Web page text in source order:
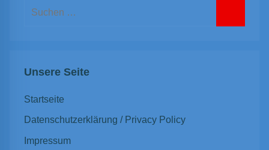
Suchen
Unsere Seite
Startseite
Datenschutzerklärung / Privacy Policy
Impressum